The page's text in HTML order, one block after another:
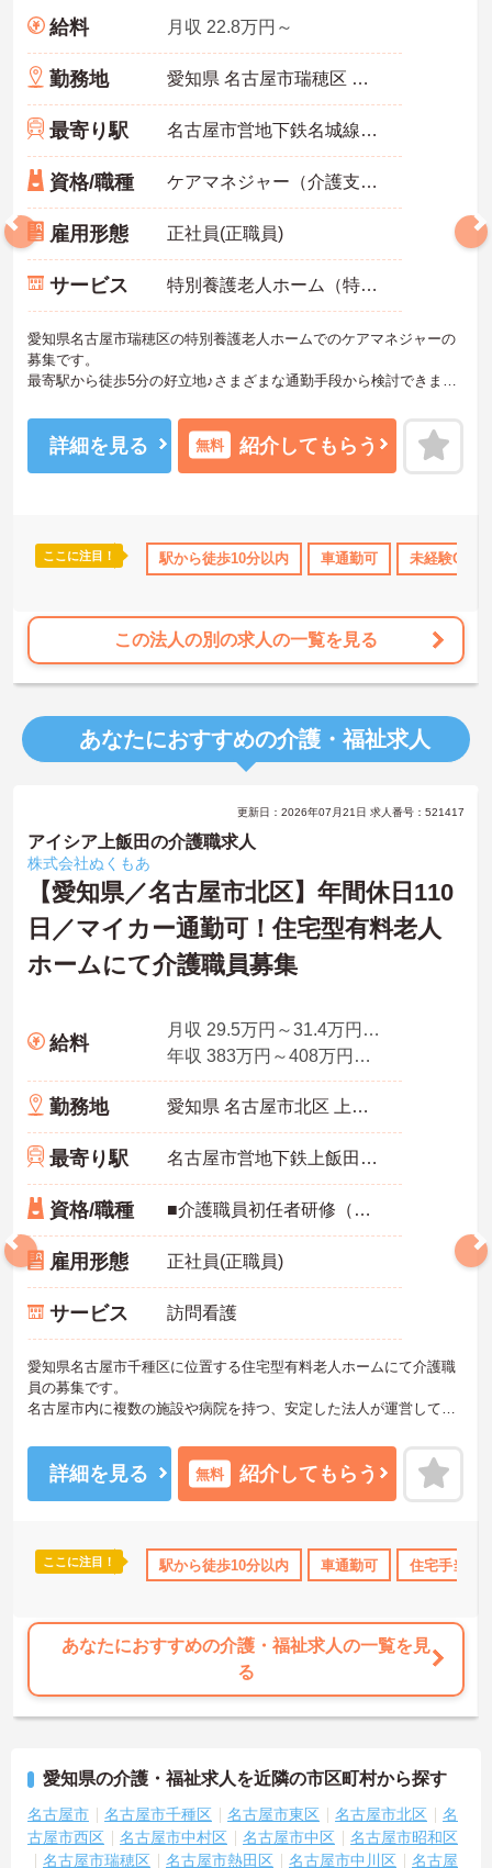
日勤のみ 資格取得サポート 研修制度あり 産休･育休･介護休
給料 月収 22.8万円～
勤務地 愛知県 名古屋市瑞穂区 神穂町5-10
最寄り駅 名古屋市営地下鉄名城線「堀田(名古屋市営)駅」徒歩5分
資格/職種 ケアマネジャー（介護支援専門員）必須 経験不問
雇用形態 正社員(正職員)
サービス 特別養護老人ホーム（特養）
愛知県名古屋市瑞穂区の特別養護老人ホームでのケアマネジャーの
募集です。
最寄駅から徒歩5分の好立地♪さまざまな通勤手段から検討できま
す。
ご興味のある方は、面接のポイントをお伝えしますのでお気軽にお
詳細を見る 無料 紹介してもらう
ここに注目！ 駅から徒歩10分以内 車通勤可 未経験OK
この法人の別の求人の一覧を見る
あなたにおすすめの介護・福祉求人
無資格OK 資格取得サポート 研修制度あり 社会保険完備
更新日：2026年07月21日 求人番号：521417
アイシア上飯田の介護職求人
株式会社ぬくもあ
【愛知県／名古屋市北区】年間休日110
日／マイカー通勤可！住宅型有料老人
ホームにて介護職員募集
給料
月収 29.5万円～31.4万円程度 諸手当込
年収 383万円～408万円程度 諸手当込
勤務地 愛知県 名古屋市北区 上飯田南町3－15
最寄り駅 名古屋市営地下鉄上飯田線「上飯田駅」徒歩8分
資格/職種 ■介護職員初任者研修（ヘルパー2級）以上
雇用形態 正社員(正職員)
サービス 訪問看護
愛知県名古屋市千種区に位置する住宅型有料老人ホームにて介護職
員の募集です。
名古屋市内に複数の施設や病院を持つ、安定した法人が運営してい
地域の医療機関と連携し、通院や入院など必要な医療を、利用者に
提供出来る体制が整っていますので、安心して介護のお仕事ができ
れています。
未経験者はもちろん、たとえば「経験者が復習しやすいように」だ
自分の仕事に自信が持てるようになりますよ！
ぬくもあが利用者さんやそのご家族に選ばれる理由のひとつが、利
用者さんを最期までお世話する「看取り」に力を入れていること。
なので、もしあなたが「利用者さん一人一人と深く長く関わってい
たい」と思うタイプなら、ここはピッタリの環境ですよ！
ので、やりがいにつながります。3つ目は、私生活と仕事の両立がし
やすいのが魅力です。
詳細を見る 無料 紹介してもらう
ここに注目！ 駅から徒歩10分以内 車通勤可 住宅手当・
あなたにおすすめの介護・福祉求人の一覧を見
る
愛知県の介護・福祉求人を近隣の市区町村から探す
名古屋市 名古屋市千種区 名古屋市東区 名古屋市北区
名
古屋市西区
名古屋市中村区 名古屋市中区
名古屋市昭和区
名古屋市瑞穂区
名古屋市熱田区 名古屋市中川区
名古屋